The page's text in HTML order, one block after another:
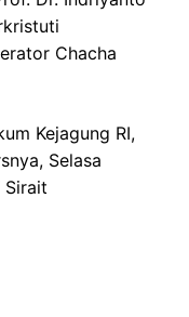
Chacha
Kejagung RI,
Selasa
Sirait